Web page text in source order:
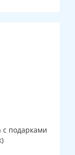
с подарками